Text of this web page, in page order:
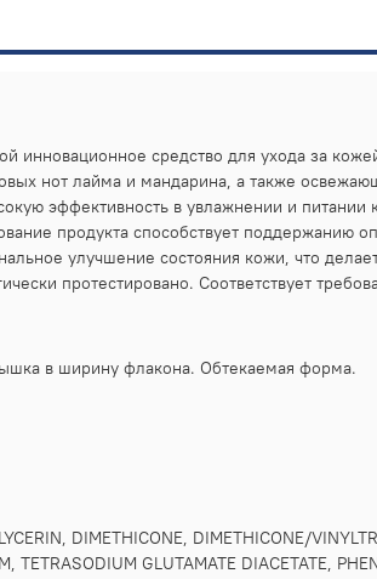
инновационное средство для ухода за
нот лайма и мандарина, а также
эффективность в увлажнении и питании
продукта способствует поддержанию
улучшение состояния кожи, что
протестировано. Соответствует
в ширину флакона. Обтекаемая форма.
DIMETHICONE, DIMETHICONE/
GLUTAMATE DIACETATE,